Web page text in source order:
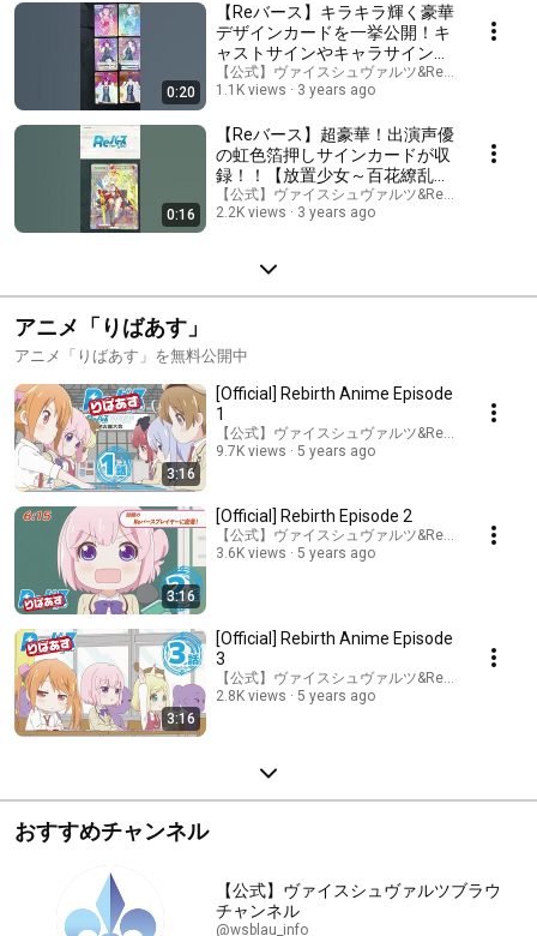
0:20
【Reバース】キラキラ輝く豪華
デザインカードを一挙公開！キ
ャストサインやキャラサインも
収録！！【アニメ「てっぺん
っ!!!!!!!!!!!!!!!」】 #shorts
【公式】ヴァイスシュヴァルツ&Reバースチャン
1.1K views
3 years ago
0:16
【Reバース】超豪華！出演声優
の虹色箔押しサインカードが収
録！！【放置少女～百花繚乱の
萌姫たち～】 #shorts
【公式】ヴァイスシュヴァルツ&Reバースチャン
2.2K views
3 years ago
アニメ「りばあす」
アニメ「りばあす」を無料公開中
3:16
[Official] Rebirth Anime Episode
1
【公式】ヴァイスシュヴァルツ&Reバースチャン
9.7K views
5 years ago
3:16
[Official] Rebirth Episode 2
【公式】ヴァイスシュヴァルツ&Reバースチャン
3.6K views
5 years ago
3:16
[Official] Rebirth Anime Episode
3
【公式】ヴァイスシュヴァルツ&Reバースチャン
2.8K views
5 years ago
おすすめチャンネル
【公式】ヴァイスシュヴァルツブラウ
チャンネル
@wsblau_info